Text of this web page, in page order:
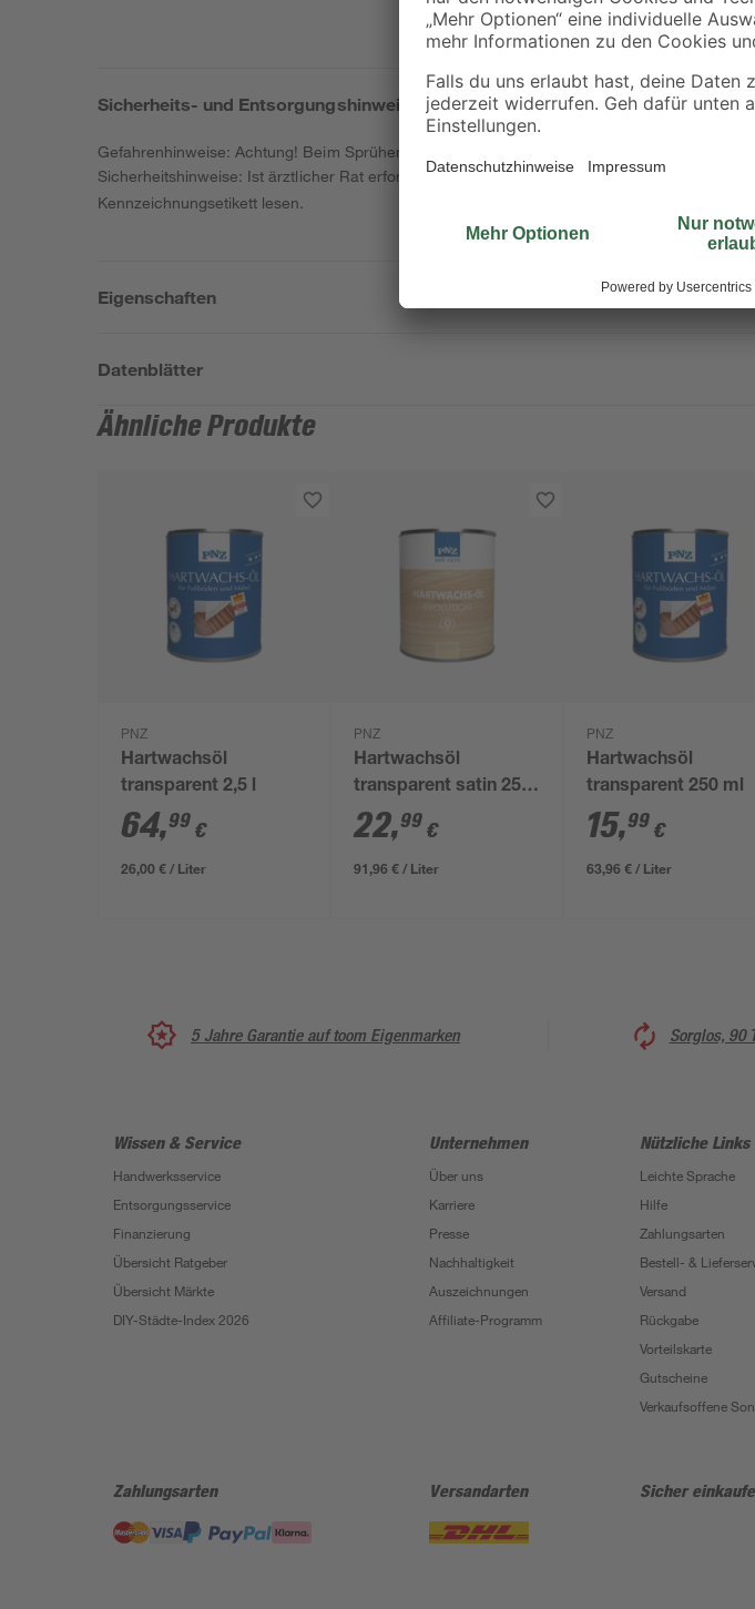
Sicherheits- und Entsorgungshinweise
Gefahrenhinweise: Achtung! Beim Sprühen können gefährliche lungengängige Tröpfchen
Sicherheitshinweise: Ist ärztlicher Rat erforderlich, Verpackung oder
Kennzeichnungsetikett lesen.
Eigenschaften
Datenblätter
Ähnliche Produkte
PNZ
Hartwachsöl
transparent 2,5 l
64,99 €
26,00 € / Liter
PNZ
Hartwachsöl
transparent satin 250
ml
22,99 €
91,96 € / Liter
PNZ
Hartwachsöl
transparent 250 ml
15,99 €
63,96 € / Liter
5 Jahre Garantie auf toom Eigenmarken Sorglos, 90
Wissen & Service
Handwerksservice
Entsorgungsservice
Finanzierung
Übersicht Ratgeber
Übersicht Märkte
DIY-Städte-Index 2026
Unternehmen
Über uns
Karriere
Presse
Nachhaltigkeit
Auszeichnungen
Affiliate-Programm
Nützliche Links
Leichte Sprache
Hilfe
Zahlungsarten
Bestell- &
Versand
Rückgabe
Vorteilskarte
Gutscheine
Verkaufsoffene
Zahlungsarten Versandarten Sicher